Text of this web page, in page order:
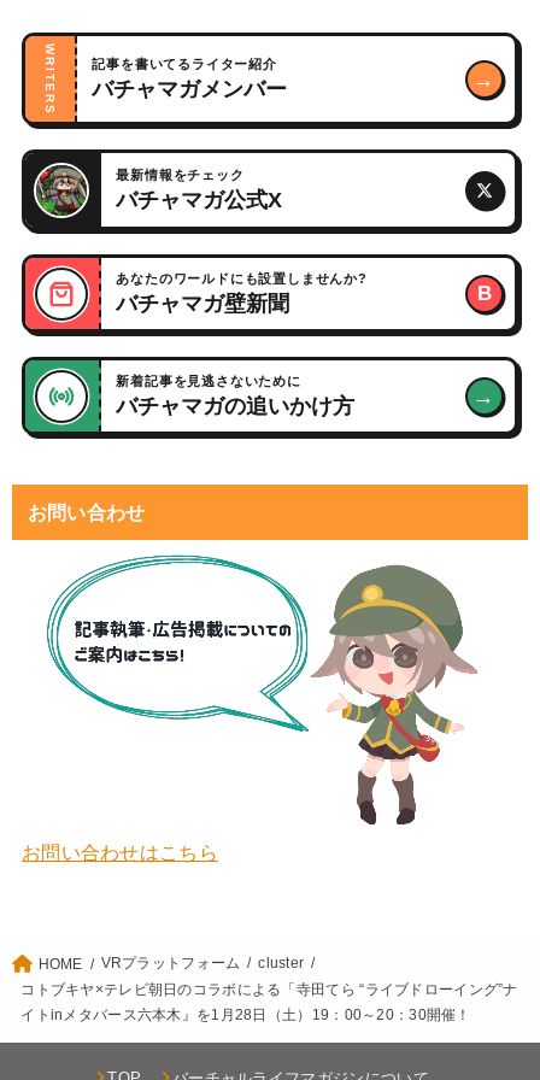
WRITERS 記事を書いてるライター紹介
バチャマガメンバー →
最新情報をチェック
バチャマガ公式X
あなたのワールドにも設置しませんか?
バチャマガ壁新聞 B
新着記事を見逃さないために
バチャマガの追いかけ方 →
お問い合わせ
お問い合わせはこちら
HOME VRプラットフォーム
cluster
コトブキヤ×テレビ朝日のコラボによる「寺田てら “ライブドローイング”ナ
イトinメタバース六本木』を1月28日（土）19：00～20：30開催！